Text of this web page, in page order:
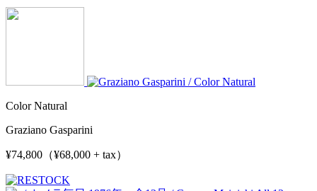
Color Natural
Graziano Gasparini
¥74,800（¥68,000 + tax）